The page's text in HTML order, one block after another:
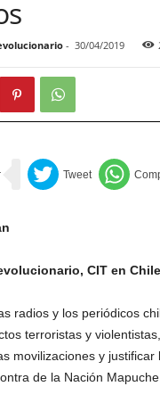
- 30/04/2019
CIT en
radios y los periódicos
terroristas y
movilizaciones y
de la Nación Mapuche.